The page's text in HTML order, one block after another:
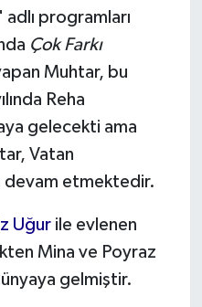
programları
Çok Farkı
Muhtar, bu
Reha
gelecekti ama
Vatan
devam etmektedir.
Uğurile evlenen
Mina ve Poyraz
gelmiştir.